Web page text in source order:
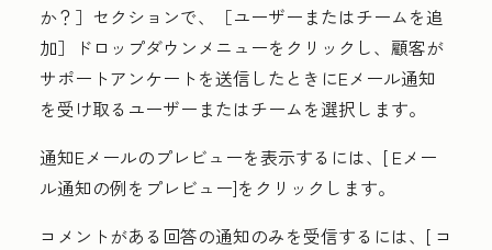
か？］ セクションで、［ユーザーまたはチームを追
加］
ドロップダウンメニューをクリックし、顧客が
サポートアンケートを送信したときにEメール通知
を受け取る ユーザー またはチームを選択します。
通知Eメールのプレビューを表示するには、[ Eメー
ル通知の例をプレビュー]をクリックします。
コメントがある回答の通知のみを受信するには、[ コ